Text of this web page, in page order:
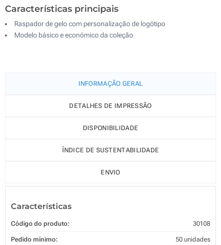
Características principais
Raspador de gelo com personalização de logótipo
Modelo básico e económico da coleção
INFORMAÇÃO GERAL
DETALHES DE IMPRESSÃO
DISPONIBILIDADE
ÍNDICE DE SUSTENTABILIDADE
ENVIO
Características
Código do produto: 30108
Pedido mínimo: 50 unidades